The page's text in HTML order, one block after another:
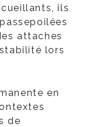
ils
attaches
lors
en
de